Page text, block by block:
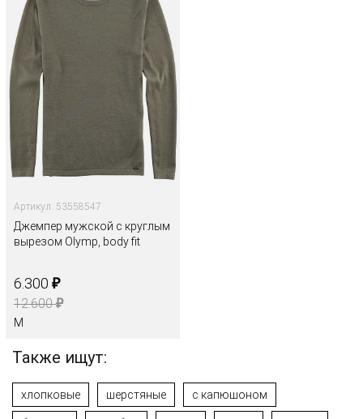
Артикул: 53558547
Джемпер мужской с круглым
вырезом Olymp, body fit
6.300 ₽
12.600₽
M
Также ищут:
хлопковые шерстяные с капюшоном